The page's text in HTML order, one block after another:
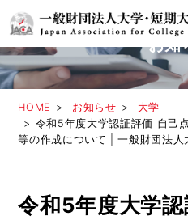
お知
HOME お知らせ
大学
令和5年度大学認証評価 自己
等の作成について | 一般財団法人
令和5年度大学